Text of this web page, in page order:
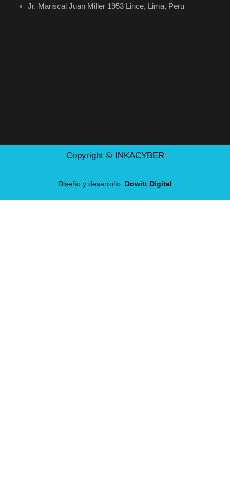
Jr. Mariscal Juan Miller 1953 Lince, Lima, Peru
Copyright © INKACYBER
Diseño y desarrollo: Dowitt Digital